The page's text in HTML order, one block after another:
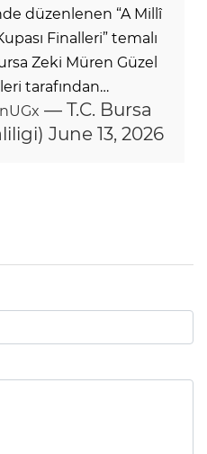
düzenlenen “A Millî
Finalleri” temalı
Zeki Müren Güzel
tarafından…
— T.C. Bursa
June 13, 2026